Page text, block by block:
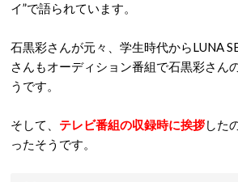
イ”で語られています。
石黒彩さんが元々、学生時代からLUNA
さんもオーディション番組で石黒彩さん
うです。
そして、 テレビ番組の収録時に挨拶した
ったそうです。